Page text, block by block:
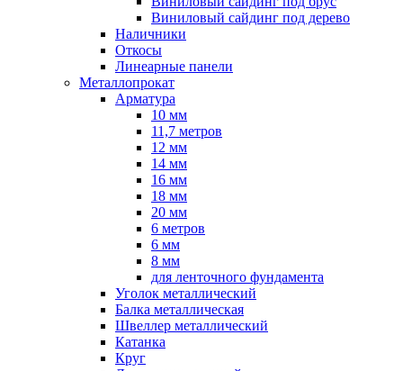
Виниловый сайдинг под дерево
Наличники
Откосы
Линеарные панели
Металлопрокат
Арматура
10 мм
11,7 метров
12 мм
14 мм
16 мм
18 мм
20 мм
6 метров
6 мм
8 мм
для ленточного фундамента
Уголок металлический
Балка металлическая
Швеллер металлический
Катанка
Круг